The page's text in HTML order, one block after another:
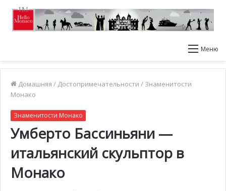
Меню
Домашняя / Достопримечательности / Знаменитости
Монако
Знаменитости Монако
Умберто Бассиньяни —
итальянский скульптор в
Монако